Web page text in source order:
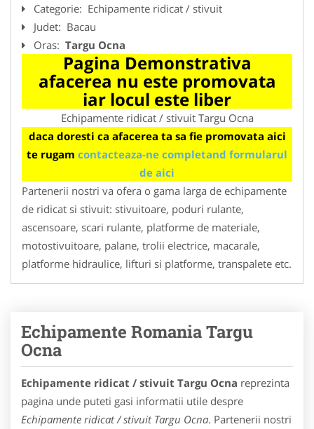
Categorie: Echipamente ridicat / stivuit
Judet: Bacau
Oras: Targu Ocna
Pagina Demonstrativa
afacerea nu este promovata
iar locul este liber
Echipamente ridicat / stivuit Targu Ocna
daca doresti ca afacerea ta sa fie promovata aici
te rugam contacteaza-ne completand formularul
de aici
Partenerii nostri va ofera o gama larga de echipamente
de ridicat si stivuit: stivuitoare, poduri rulante,
ascensoare, scari rulante, platforme de materiale,
motostivuitoare, palane, trolii electrice, macarale,
platforme hidraulice, lifturi si platforme, transpalete etc.
Echipamente Romania Targu
Ocna
Echipamente ridicat / stivuit Targu Ocna reprezinta
pagina unde puteti gasi informatii utile despre
Echipamente ridicat / stivuit Targu Ocna. Partenerii nostri